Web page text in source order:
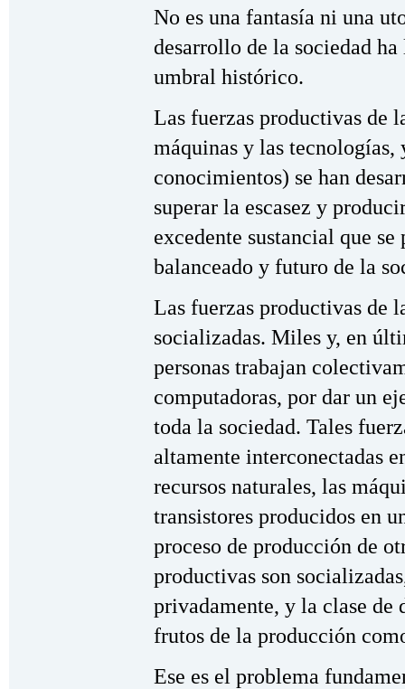
No es una fantasía ni una
desarrollo de la sociedad
umbral histórico.
Las fuerzas productivas de
máquinas y las
conocimientos) se han
superar la escasez y
excedente sustancial que
balanceado y futuro de la
Las fuerzas productivas de
socializadas. Miles y, en
personas trabajan
computadoras, por dar un
toda la sociedad. Tales
altamente interconectadas
recursos naturales, las
transistores producidos en
proceso de producción de
productivas son
privadamente, y la clase de
frutos de la producción
Ese es el problema